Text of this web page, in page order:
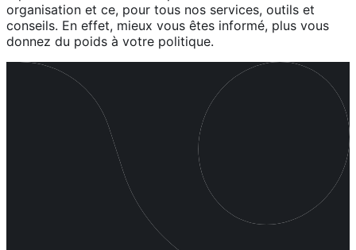
organisation et ce, pour tous nos services, outils et
conseils. En effet, mieux vous êtes informé, plus vous
donnez du poids à votre politique.